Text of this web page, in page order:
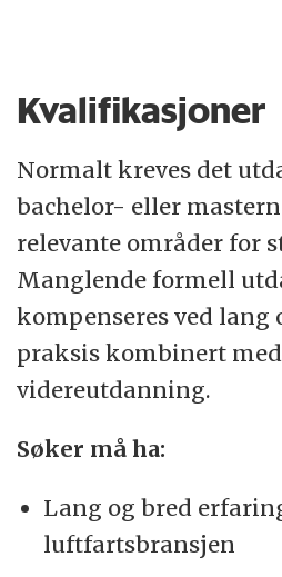
Kvalifikasjoner
Normalt kreves det
bachelor- eller
relevante områder for
Manglende formell
kompenseres ved lang
praksis kombinert
videreutdanning.
Søker må ha:
Lang og bred
luftfartsbransjen